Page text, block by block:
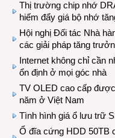
Thị trường chip nhớ
hiếm đẩy giá bộ nhớ
Hội nghị Đối tác Nhà
các giải pháp tăng
Internet không chỉ cần
ổn định ở mọi góc nhà
TV OLED cao cấp
năm ở Việt Nam
Tình hình giá ổ lưu trữ
Ổ đĩa cứng HDD 50TB